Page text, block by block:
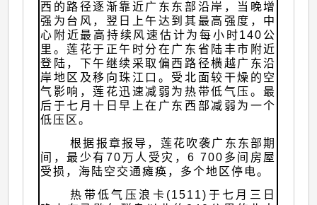
西的路径逐渐靠近广东东部沿岸，当晚增
强为台风，翌日上午达到其最高强度，中
心附近最高持续风速估计为每小时140公
里。莲花于正午时分在广东省陆丰市附近
登陆，下午继续采取偏西路径横越广东沿
岸地区及移向珠江口。受北面较干燥的空
气影响，莲花迅速减弱为热带低气压。最
后于七月十日早上在广东西部减弱为一个
低压区。
根据报章报导，莲花吹袭广东东部期
间，最少有70万人受灾，6 700多间房屋
受损，海陆空交通瘫痪，多个地区停电。
热带低气压浪卡(1511)于七月三日